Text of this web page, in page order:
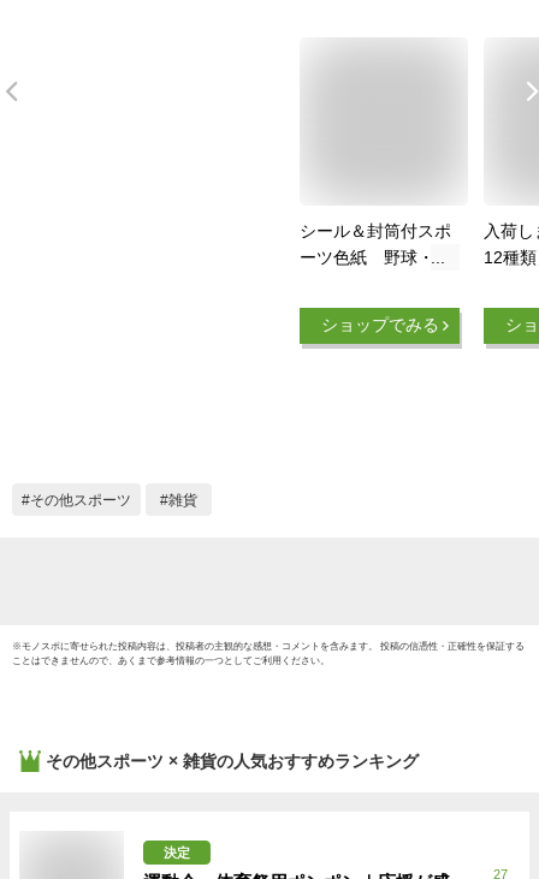
シール＆封筒付スポ
ーツ色紙 野球・バ
ッカー・バレーボー
ル メッセージシール
ショップでみる
入荷
12種
トボー
ー・
シ
その他スポーツ 雑貨
※モノスポに寄せられた投稿内容は、投稿者の主観的な感想・コメントを含みます。 投稿の信憑性・正確性を保証する
ことはできませんので、あくまで参考情報の一つとしてご利用ください。
その他スポーツ × 雑貨の人気おすすめランキング
決定
27